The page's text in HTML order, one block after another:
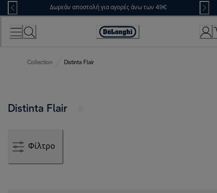
Skip
to
Content
Δωρεάν αποστολή για αγορές άνω των 49€
Accessibility
Collection Distinta Flair
Distinta Flair
Φίλτρο